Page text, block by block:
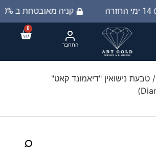
קניה מאובטחת ב 100% 14 ימי החזרה
0
התחבר
/ טבעת נישואין "דיאמונד קאט"